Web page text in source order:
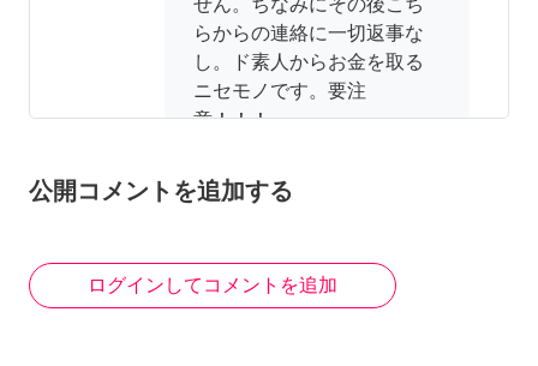
せん。ちなみにその後こち
らからの連絡に一切返事な
し。ド素人からお金を取る
ニセモノです。要注
意！！！
公開コメントを追加する
ログインしてコメントを追加